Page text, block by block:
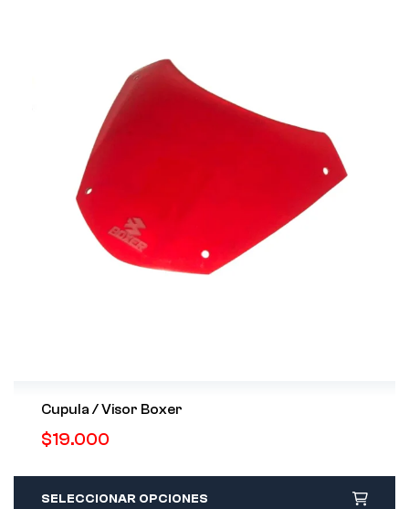
Cupula / Visor Boxer
$19.000
SELECCIONAR OPCIONES